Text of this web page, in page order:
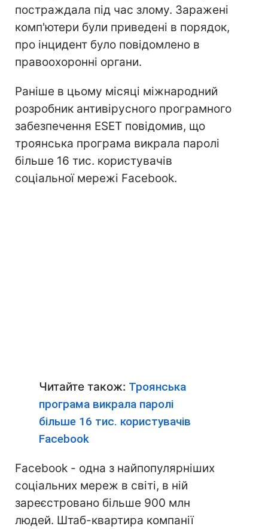
постраждала під час злому. Заражені
комп'ютери були приведені в порядок,
про інцидент було повідомлено в
правоохоронні органи.
Раніше в цьому місяці міжнародний
розробник антивірусного програмного
забезпечення ESET повідомив, що
троянська програма викрала паролі
більше 16 тис. користувачів
соціальної мережі Facebook.
Читайте також: Троянська
програма викрала паролі
більше 16 тис. користувачів
Facebook
Facebook - одна з найпопулярніших
соціальних мереж в світі, в ній
зареєстровано більше 900 млн
людей. Штаб-квартира компанії